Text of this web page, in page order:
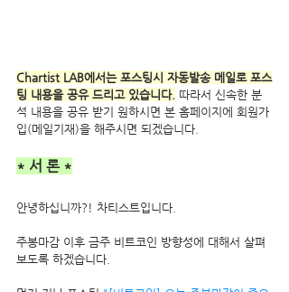
Chartist LAB에서는 포스팅시 자동발송 메일로 포스
팅 내용을 공유 드리고 있습니다. 따라서 신속한 분
석 내용을 공유 받기 원하시면 본 홈페이지에 회원가
입(메일기재)을 해주시면 되겠습니다.
* 서 론 *
안녕하십니까?! 차티스트입니다.
주봉마감 이후 금주 비트코인 방향성에 대해서 살펴
보도록 하겠습니다.